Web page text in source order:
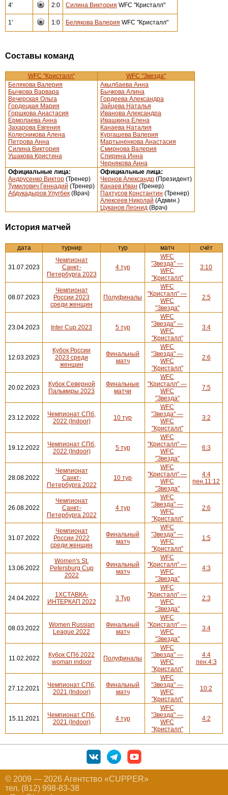
4' 2:0 Силина Виктория WFC "Кристалл"
1' 1:0 Белякова Валерия WFC "Кристалл"
Составы команд
WFC "Кристалл"
WFC "Звезда"
Белякова Валерия
Бычкова Варвара
Вечерская Ольга
Гордецкая Мария
Горшкова Анастасия
Ермолаева Анна
Захарова Евгения
Колесникова Алена
Петрова Анна
Силина Виктория
Ушакова Кристина
Акылбаева Анна
Бычкова Алина
Гордеева Александра
Зайцева Наталья
Иванова Александра
Ивашкина Елена
Канаева Наталия
Кургашева Валерия
Мартыненкова Анастасия
Смирнова Валерия
Спирина Инна
Чернякова Анна
Официальные лица:
Андрусенко Виктор (Тренер)
Тумилович Геннадий (Тренер)
Абдукадыров Улугбек (Врач)
Официальные лица:
Чернов Александр (Президент)
Канаев Иван (Тренер)
Пахтусов Константин (Тренер)
Алексеев Николай (Админ.)
Цуканов Леонид (Врач)
История матчей
дата турнир тур матч счёт
31.07.2023
Чемпионат
Санкт-
Петербурга 2023
4 тур
WFC
"Звезда" —
WFC
"Кристалл"
3:10
08.07.2023
Чемпионат
России 2023
среди женщин
Полуфиналы
WFC
"Кристалл" —
WFC
"Звезда"
2:5
23.04.2023 Inter Cup 2023 5 тур
WFC
"Звезда" —
WFC
"Кристалл"
3:4
12.03.2023
Кубок России
2023 среди
женщин
Финальный
матч
WFC
"Звезда" —
WFC
"Кристалл"
2:6
20.02.2023
Кубок Северной
Пальмиры 2023
Финальные
матчи
WFC
"Кристалл" —
WFC
"Звезда"
7:5
23.12.2022
Чемпионат СПб,
2022 (Indoor)
10 тур
WFC
"Звезда" —
WFC
"Кристалл"
3:2
19.12.2022
Чемпионат СПб,
2022 (Indoor)
5 тур
WFC
"Кристалл" —
WFC
"Звезда"
6:3
28.08.2022
Чемпионат
Санкт-
Петербурга 2022
10 тур
WFC
"Кристалл" —
WFC
"Звезда"
4:4
пен.11:12
26.08.2022
Чемпионат
Санкт-
Петербурга 2022
4 тур
WFC
"Звезда" —
WFC
"Кристалл"
2:6
31.07.2022
Чемпионат
России 2022
среди женщин
Финальный
матч
WFC
"Звезда" —
WFC
"Кристалл"
1:5
13.06.2022
Women's St.
Petersburg Cup
2022
Финальный
матч
WFC
"Кристалл" —
WFC
"Звезда"
4:3
24.04.2022
1ХСТАВКА-
ИНТЕРКАП 2022
3 Тур
WFC
"Кристалл" —
WFC
"Звезда"
2:3
08.03.2022
Women Russian
League 2022
Финальный
матч
WFC
"Кристалл" —
WFC
"Звезда"
3:4
11.02.2022
Кубок СПб 2022
woman indoor
Полуфиналы
WFC
"Звезда" —
WFC
"Кристалл"
4:4
пен.4:3
27.12.2021
Чемпионат СПб,
2021 (Indoor)
Финальный
матч
WFC
"Звезда" —
WFC
"Кристалл"
10:2
15.11.2021
Чемпионат СПб,
2021 (Indoor)
4 тур
WFC
"Звезда" —
WFC
"Кристалл"
4:2
© 2009 — 2026 Агентство «CUPPER»
тел. (812) 998-83-38